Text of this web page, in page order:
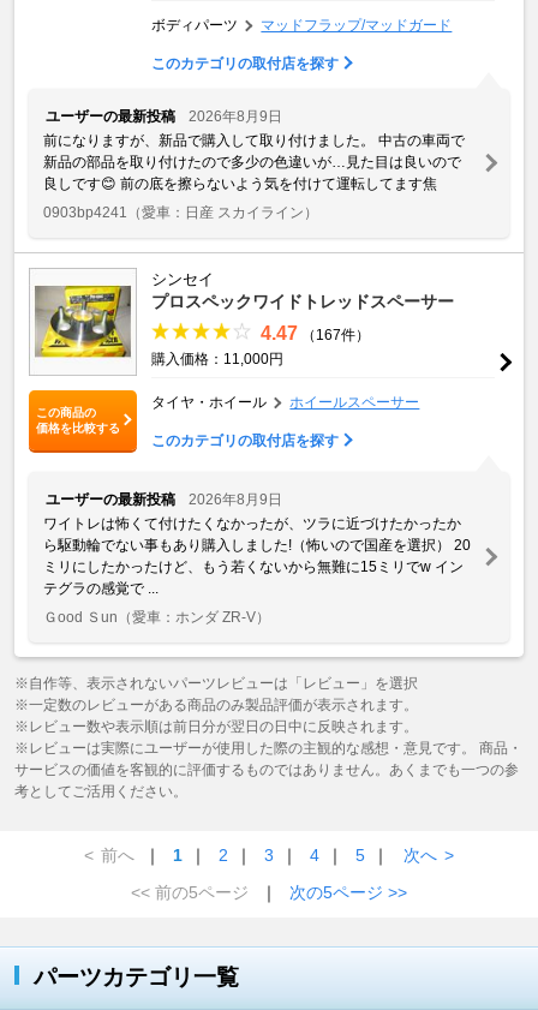
ボディパーツ マッドフラップ/マッドガード
このカテゴリの取付店を探す
ユーザーの最新投稿
2026年8月9日
前になりますが、新品で購入して取り付けました。 中古の車両で
新品の部品を取り付けたので多少の色違いが…見た目は良いので
良しです😊 前の底を擦らないよう気を付けて運転してます焦
0903bp4241
（愛車：日産 スカイライン）
この商品の
価格を比較する
シンセイ
プロスペックワイドトレッドスペーサー
4.47
（167件）
購入価格：11,000円
タイヤ・ホイール ホイールスペーサー
このカテゴリの取付店を探す
ユーザーの最新投稿
2026年8月9日
ワイトレは怖くて付けたくなかったが、ツラに近づけたかったか
ら駆動輪でない事もあり購入しました!（怖いので国産を選択） 20
ミリにしたかったけど、もう若くないから無難に15ミリでw イン
テグラの感覚で ...
Ｇood Ｓun （愛車：ホンダ ZR-V）
※自作等、表示されないパーツレビューは「レビュー」を選択
※一定数のレビューがある商品のみ製品評価が表示されます。
※レビュー数や表示順は前日分が翌日の日中に反映されます。
※レビューは実際にユーザーが使用した際の主観的な感想・意見です。 商品・
サービスの価値を客観的に評価するものではありません。あくまでも一つの参
考としてご活用ください。
< 前へ ｜ 1 ｜ 2 ｜ 3 ｜ 4 ｜ 5 ｜ 次へ >
<< 前の5ページ
｜ 次の5ページ >>
パーツカテゴリ一覧